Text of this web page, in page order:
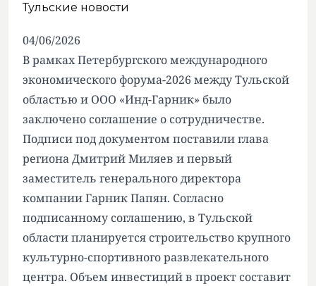
Тульские новости
04/06/2026
В рамках Петербургского международного
экономического форума-2026 между Тульской
областью и ООО «Инд-Гарник» было
заключено соглашение о сотрудничестве.
Подписи под документом поставили глава
региона Дмитрий Миляев и первый
заместитель генерального директора
компании Гарник Папян. Согласно
подписанному соглашению, в Тульской
области планируется строительство крупного
культурно-спортивного развлекательного
центра. Объем инвестиций в проект составит